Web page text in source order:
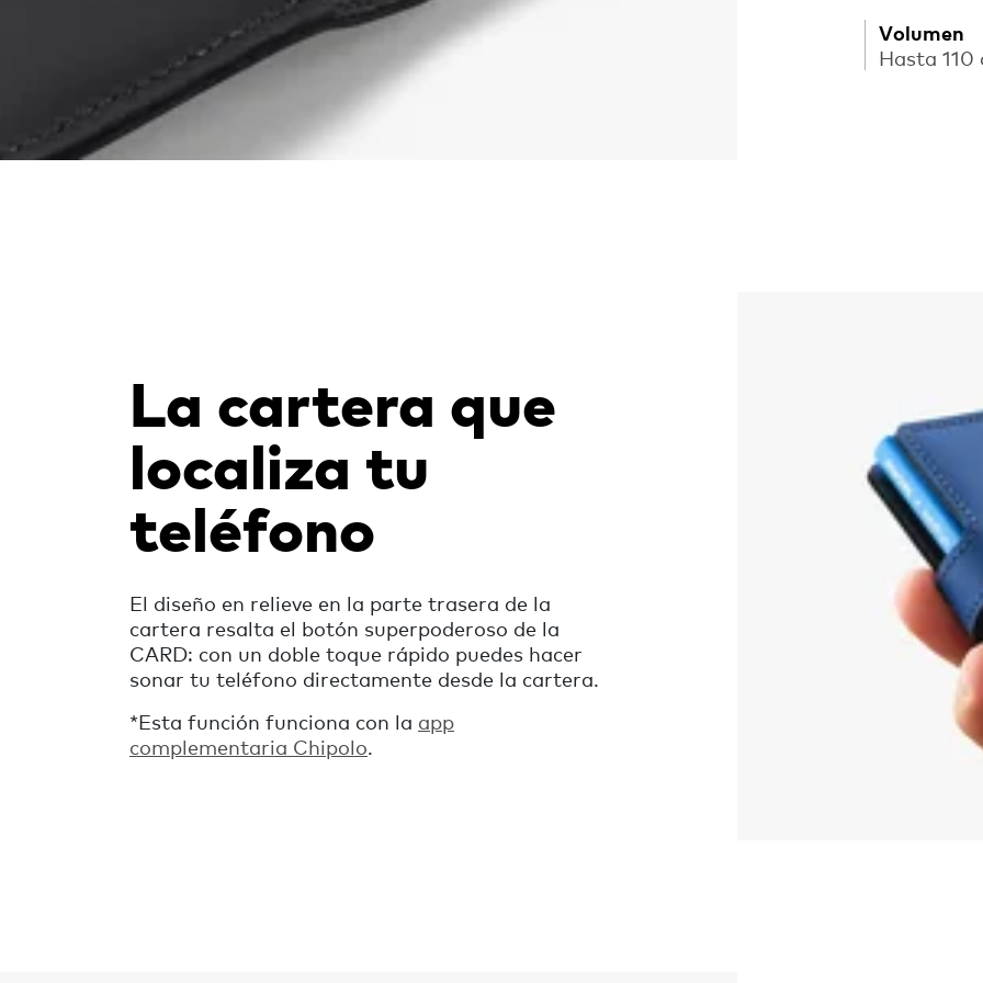
Volumen
Hasta 110
La cartera que
localiza tu
teléfono
El diseño en relieve en la parte trasera de la
cartera resalta el botón superpoderoso de la
CARD: con un doble toque rápido puedes hacer
sonar tu teléfono directamente desde la cartera.
*Esta función funciona con la app
complementaria Chipolo.